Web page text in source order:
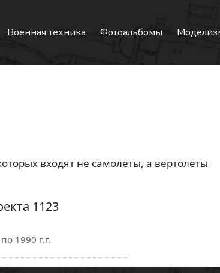
Военная техника Фотоальбомы
входят не самолеты, а вертолеты
1123
1990 г.г.